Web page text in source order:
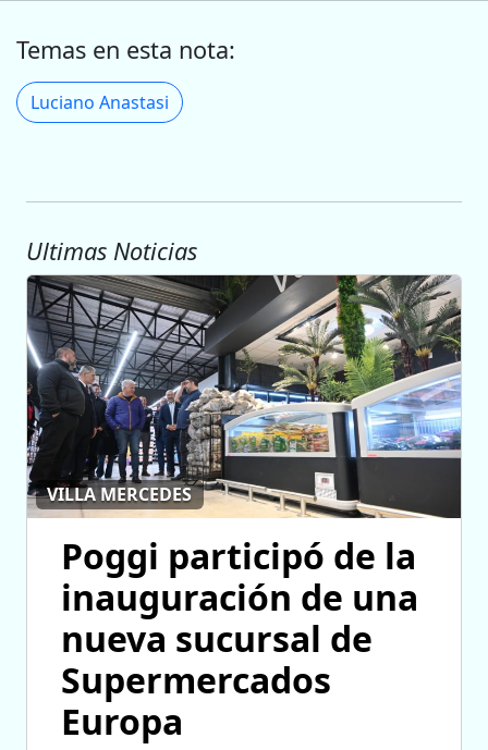
Temas en esta nota:
Luciano Anastasi
Ultimas Noticias
VILLA MERCEDES
Poggi participó de la
inauguración de una
nueva sucursal de
Supermercados
Europa